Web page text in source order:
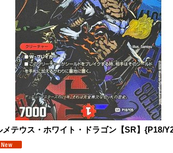
メテウス・ホワイト・ドラゴン【SR】{P18/